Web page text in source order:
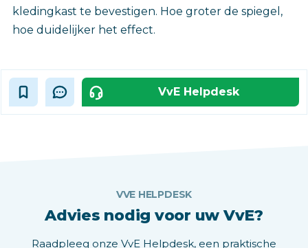
kledingkast te bevestigen. Hoe groter de spiegel,
hoe duidelijker het effect.
VvE Helpdesk
VVE HELPDESK
Advies nodig voor uw VvE?
Raadpleeg onze VvE Helpdesk, een praktische